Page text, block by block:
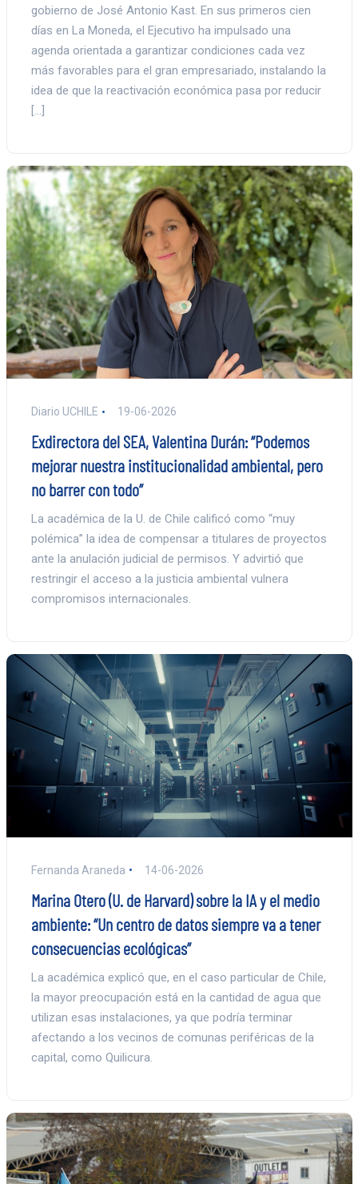
gobierno de José Antonio Kast. En sus primeros cien
días en La Moneda, el Ejecutivo ha impulsado una
agenda orientada a garantizar condiciones cada vez
más favorables para el gran empresariado, instalando la
idea de que la reactivación económica pasa por reducir
[…]
Diario UCHILE 19-06-2026
Exdirectora del SEA, Valentina Durán: “Podemos
mejorar nuestra institucionalidad ambiental, pero
no barrer con todo”
La académica de la U. de Chile calificó como “muy
polémica” la idea de compensar a titulares de proyectos
ante la anulación judicial de permisos. Y advirtió que
restringir el acceso a la justicia ambiental vulnera
compromisos internacionales.
Fernanda Araneda 14-06-2026
Marina Otero (U. de Harvard) sobre la IA y el medio
ambiente: “Un centro de datos siempre va a tener
consecuencias ecológicas”
La académica explicó que, en el caso particular de Chile,
la mayor preocupación está en la cantidad de agua que
utilizan esas instalaciones, ya que podría terminar
afectando a los vecinos de comunas periféricas de la
capital, como Quilicura.